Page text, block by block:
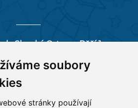
soubory
stránky používají
Slezská Ostrava, Pěší 1
00 Ostrava-Muglinov
596 244 880